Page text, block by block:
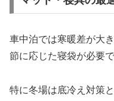
車中泊では寒暖差が大
節に応じた寝袋が必要で
特に冬場は底冷え対策